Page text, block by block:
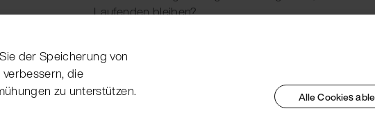
Laufenden bleiben?
Jetzt abonnieren
der Speicherung von
die
zu unterstützen.
Alle Cookies